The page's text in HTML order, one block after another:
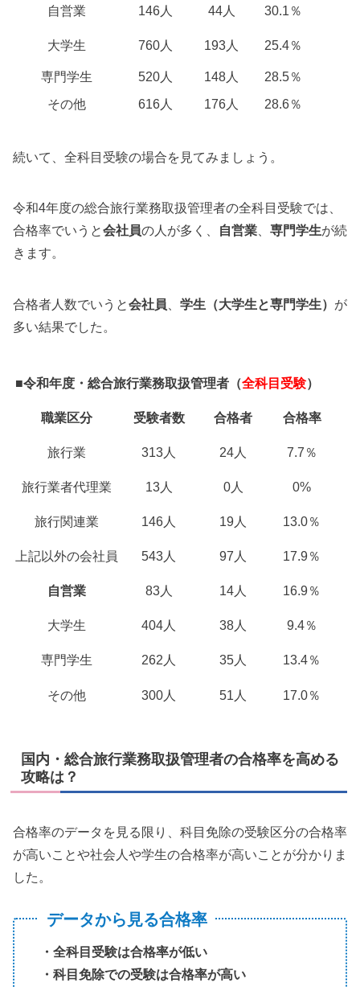
自営業 146人 44人 30.1％
大学生 760人 193人 25.4％
専門学生 520人 148人
28.5％
その他
616人 176人 28.6％
続いて、全科目受験の場合を見てみましょう。
令和4年度の総合旅行業務取扱管理者の全科目受験では、
合格率でいうと会社員の人が多く、 自営業 専門学生が続
きます。
合格者人数でいうと会社員 学生（大学生と専門学生） が
多い結果でした。
■令和年度・総合旅行業務取扱管理者（全科目受験）
職業区分 受験者数 合格者 合格率
旅行業 313人 24人 7.7％
旅行業者代理業 13人 0人 0%
旅行関連業 146人 19人 13.0％
上記以外の会社員 543人 97人 17.9％
自営業 83人 14人 16.9％
大学生 404人 38人 9.4％
専門学生 262人 35人 13.4％
その他 300人 51人 17.0％
国内・総合旅行業務取扱管理者の合格率を高める
攻略は？
合格率のデータを見る限り、科目免除の受験区分の合格率
が高いことや社会人や学生の合格率が高いことが分かりま
した。
データから見る合格率
・全科目受験は合格率が低い
・科目免除での受験は合格率が高い